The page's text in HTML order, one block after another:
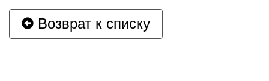
Возврат к списку